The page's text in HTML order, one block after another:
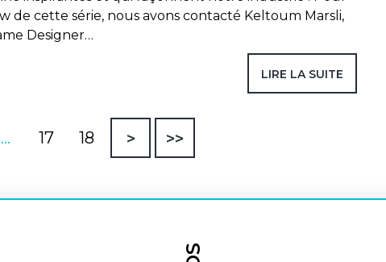
de cette série, nous avons contacté Keltoum Marsli,
Designer…
LIRE LA SUITE
… 17 18 > >>